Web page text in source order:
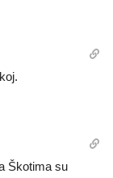
Škotima su